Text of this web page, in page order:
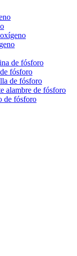
de fósforo
fósforo
de fósforo
alambre de fósforo
de fósforo